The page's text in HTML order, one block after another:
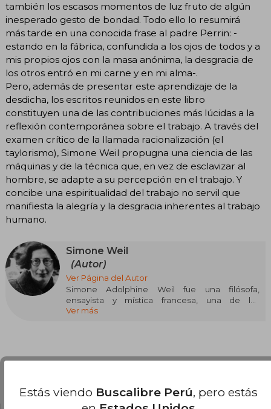
también los escasos momentos de luz fruto de algún
inesperado gesto de bondad. Todo ello lo resumirá
más tarde en una conocida frase al padre Perrin: -
estando en la fábrica, confundida a los ojos de todos y a
mis propios ojos con la masa anónima, la desgracia de
los otros entró en mi carne y en mi alma-.
Pero, además de presentar este aprendizaje de la
desdicha, los escritos reunidos en este libro
constituyen una de las contribuciones más lúcidas a la
reflexión contemporánea sobre el trabajo. A través del
examen crítico de la llamada racionalización (el
taylorismo), Simone Weil propugna una ciencia de las
máquinas y de la técnica que, en vez de esclavizar al
hombre, se adapte a su percepción en el trabajo. Y
concibe una espiritualidad del trabajo no servil que
manifiesta la alegría y la desgracia inherentes al trabajo
humano.
Simone Weil
(Autor)
Ver Página del Autor
Simone Adolphine Weil fue una filósofa,
ensayista y mística francesa, una de las
pensadoras más singulares y radicales del siglo
políticos, y llevó su reflexión ética hasta las
atención al otro desde una lucidez incómoda,
ajena a dogmas y a cualquier forma de
Ver más
Opiniones del libro
Estás viendo Buscalibre Perú, pero estás